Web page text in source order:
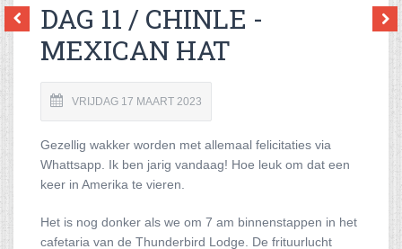
DAG 11 / CHINLE -
MEXICAN HAT
VRIJDAG 17 MAART 2023
Gezellig wakker worden met allemaal felicitaties via
Whattsapp. Ik ben jarig vandaag! Hoe leuk om dat een
keer in Amerika te vieren.
Het is nog donker als we om 7 am binnenstappen in het
cafetaria van de Thunderbird Lodge. De frituurlucht